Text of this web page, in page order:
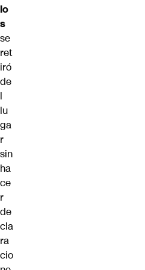
lo
s
se
ret
iró
de
l
lu
ga
r
sin
ha
ce
r
de
cla
ra
cio